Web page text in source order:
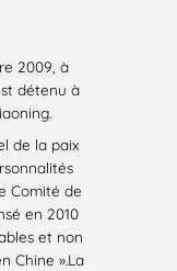
2009, à
détenu à
de la paix
Comité de
en 2010
et non
Chine ».La